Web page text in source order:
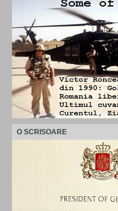
O SCRISOARE